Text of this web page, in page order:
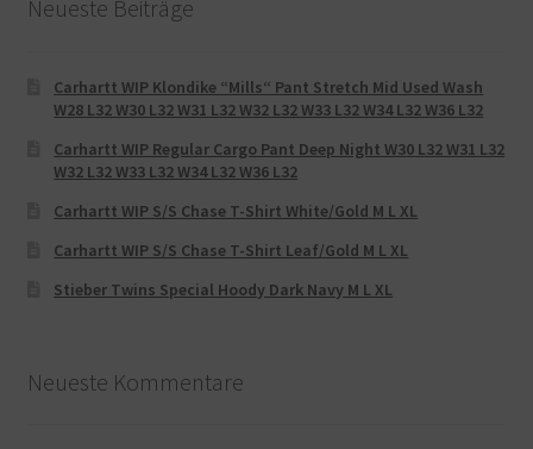
Neueste Beiträge
Carhartt WIP Klondike “Mills“ Pant Stretch Mid Used Wash
W28 L32 W30 L32 W31 L32 W32 L32 W33 L32 W34 L32 W36 L32
Carhartt WIP Regular Cargo Pant Deep Night W30 L32 W31 L32
W32 L32 W33 L32 W34 L32 W36 L32
Carhartt WIP S/S Chase T-Shirt White/Gold M L XL
Carhartt WIP S/S Chase T-Shirt Leaf/Gold M L XL
Stieber Twins Special Hoody Dark Navy M L XL
Neueste Kommentare